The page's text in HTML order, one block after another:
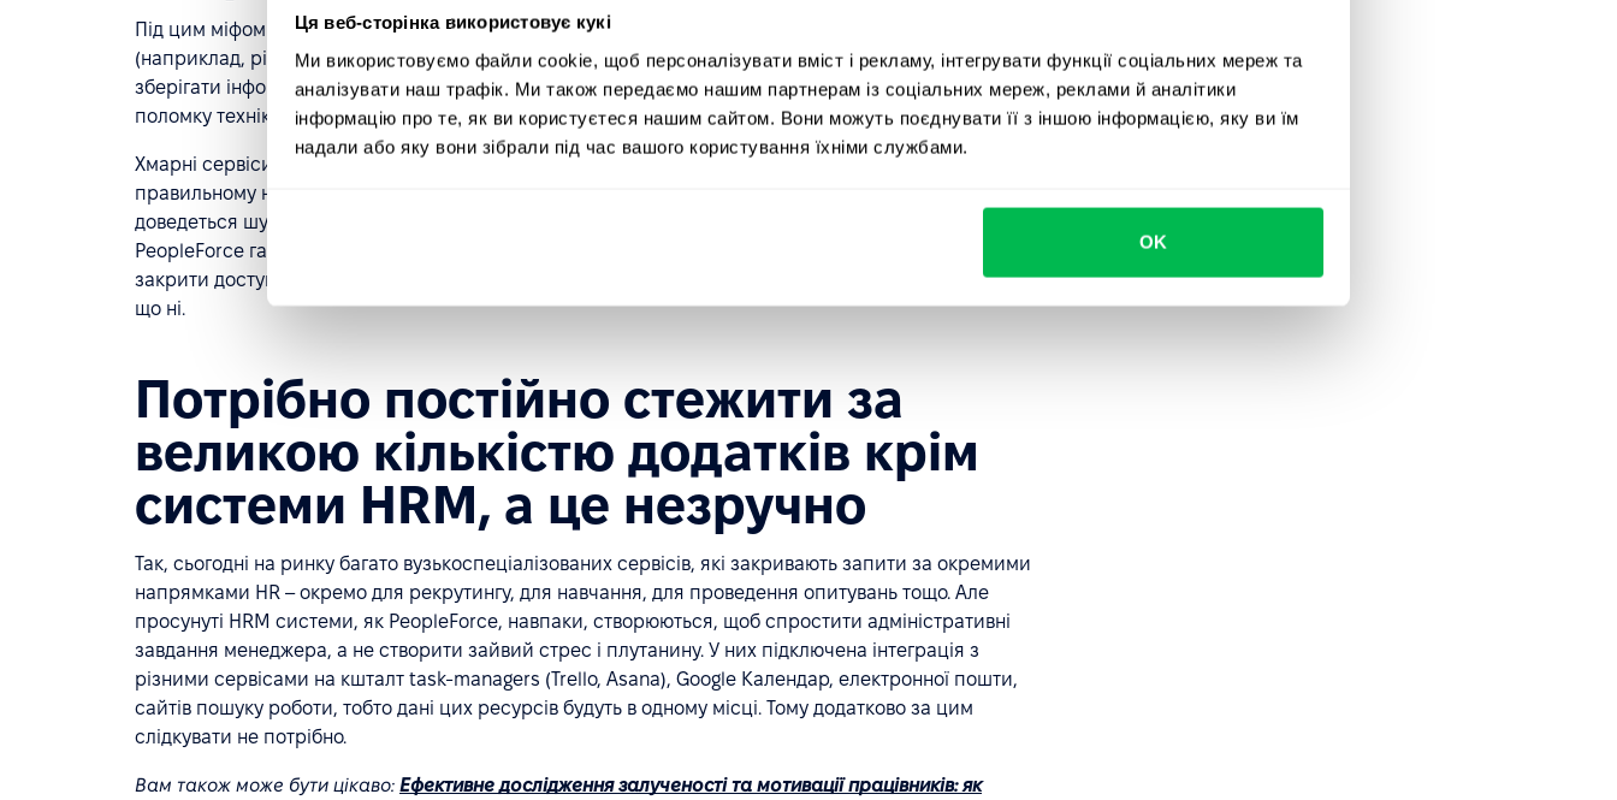
Ця веб-сторінка використовує кукі
Ми використовуємо файли cookie, щоб персоналізувати вміст і рекламу, інтегрувати функції соціальних мереж та
аналізувати наш трафік. Ми також передаємо нашим партнерам із соціальних мереж, реклами й аналітики
інформацію про те, як ви користуєтеся нашим сайтом. Вони можуть поєднувати її з іншою інформацією, яку ви їм
надали або яку вони зібрали під час вашого користування їхніми службами.
OK
Під цим міфом ховається страх витоку інформації - бази претендентів, звітів з досліджень
(наприклад, рівня залучення персоналу), витрат на управління персоналом тощо. Але якщо
зберігати інформацію тільки на ноутбуці або ПК, в один день можна втратити всі дані через
поломку техніки або вірусу. І що тоді?
Хмарні сервіси для HR мають високий рівень безпеки та конфіденційності матеріалів при
правильному налаштуванні. Плюс, якщо начальству потрібно щось терміново подивитись, вам не
доведеться шукати та надсилати інформацію, а просто дати до неї доступ. Так, наприклад, у
PeopleForce гарантує збереження даних. За допомогою налаштувань завжди можна відкрити або
закрити доступ до конкретної інформації, дізнатися, що бачать ваші співробітники та менеджери, а
що ні.
Потрібно постійно стежити за
великою кількістю додатків крім
системи HRM, а це незручно
Так, сьогодні на ринку багато вузькоспеціалізованих сервісів, які закривають запити за окремими
напрямками HR – окремо для рекрутингу, для навчання, для проведення опитувань тощо. Але
просунуті HRM системи, як PeopleForce, навпаки, створюються, щоб спростити адміністративні
завдання менеджера, а не створити зайвий стрес і плутанину. У них підключена інтеграція з
різними сервісами на кшталт task-managers (Trello, Asana), Google Календар, електронної пошти,
сайтів пошуку роботи, тобто дані цих ресурсів будуть в одному місці. Тому додатково за цим
слідкувати не потрібно.
Вам також може бути цікаво: Ефективне дослідження залученості та мотивації працівників: як